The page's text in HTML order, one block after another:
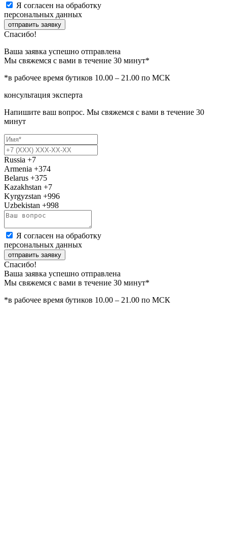
Я согласен на обработку
персональных данных
отправить заявку
Спасибо!
Ваша заявка успешно отправлена
Мы свяжемся с вами в течение 30 минут*
*в рабочее время бутиков 10.00 – 21.00 по МСК
консультация эксперта
Напишите ваш вопрос. Мы свяжемся с вами в течение 30
минут
Russia +7
Armenia +374
Belarus +375
Kazakhstan +7
Kyrgyzstan +996
Uzbekistan +998
Я согласен на обработку
персональных данных
отправить заявку
Спасибо!
Ваша заявка успешно отправлена
Мы свяжемся с вами в течение 30 минут*
*в рабочее время бутиков 10.00 – 21.00 по МСК